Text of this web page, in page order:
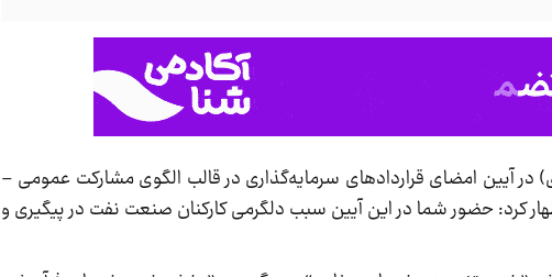
پاک‌نژاد امروز (پنجشنبه ۲۵ دی) در آیین امضای قراردادهای سرمایه‌گذاری در قالب الگوی مشارکت عمومی –
کرد: حضور شما در این آیین سبب دلگرمی کارکنان صنعت نفت در پیگیری و